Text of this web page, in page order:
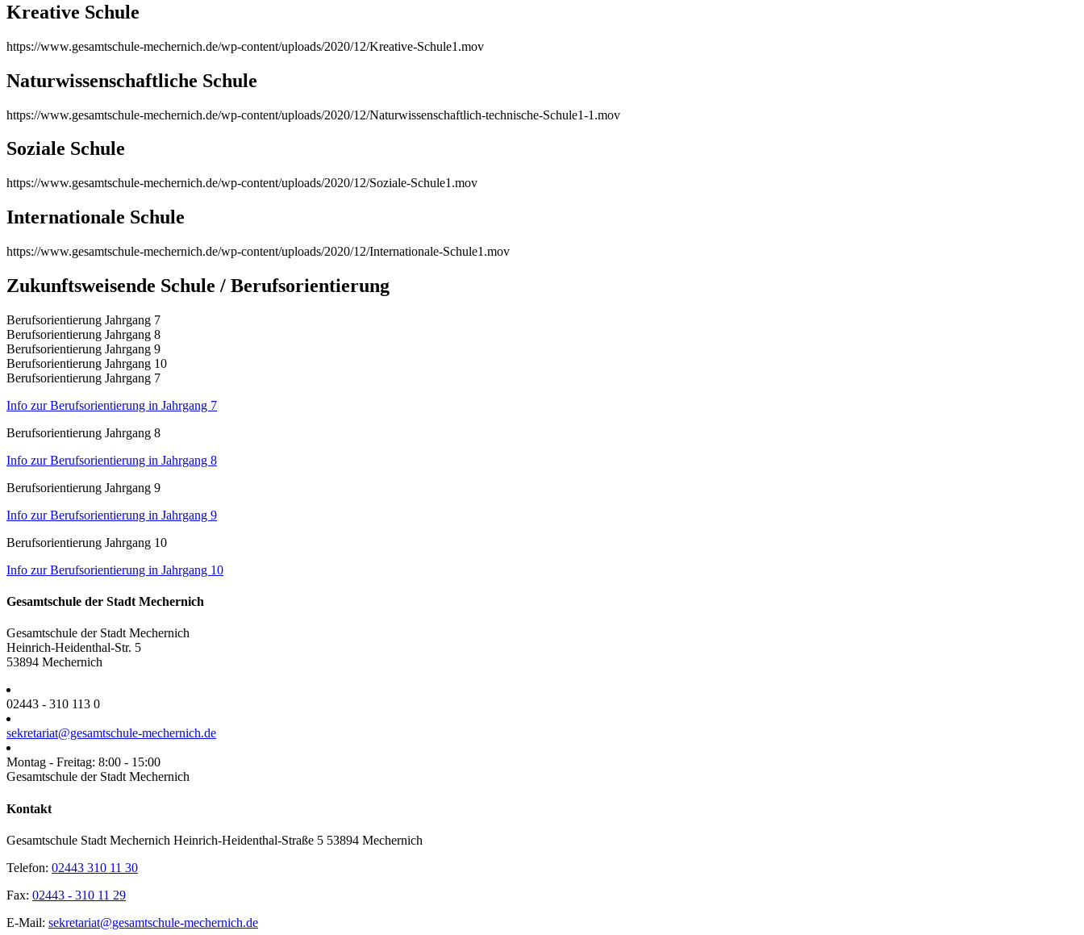
Kreative Schule
https://www.gesamtschule-mechernich.de/wp-content/uploads/2020/12/Kreative-Schule1.mov
Naturwissenschaftliche Schule
https://www.gesamtschule-mechernich.de/wp-content/uploads/2020/12/Naturwissenschaftlich-technische-Schule1-1.mov
Soziale Schule
https://www.gesamtschule-mechernich.de/wp-content/uploads/2020/12/Soziale-Schule1.mov
Internationale Schule
https://www.gesamtschule-mechernich.de/wp-content/uploads/2020/12/Internationale-Schule1.mov
Zukunftsweisende Schule / Berufsorientierung
Berufsorientierung Jahrgang 7
Berufsorientierung Jahrgang 8
Berufsorientierung Jahrgang 9
Berufsorientierung Jahrgang 10
Berufsorientierung Jahrgang 7
Info zur Berufsorientierung in Jahrgang 7
Berufsorientierung Jahrgang 8
Info zur Berufsorientierung in Jahrgang 8
Berufsorientierung Jahrgang 9
Info zur Berufsorientierung in Jahrgang 9
Berufsorientierung Jahrgang 10
Info zur Berufsorientierung in Jahrgang 10
Gesamtschule der Stadt Mechernich
Gesamtschule der Stadt Mechernich
Heinrich-Heidenthal-Str. 5
53894 Mechernich
02443 - 310 113 0
sekretariat@gesamtschule-mechernich.de
Montag - Freitag: 8:00 - 15:00
Gesamtschule der Stadt Mechernich
Toggle
Bar
Kontakt
Gesamtschule Stadt Mechernich Heinrich-Heidenthal-Straße 5 53894 Mechernich
Telefon: 02443 310 11 30
Fax: 02443 - 310 11 29
E-Mail: sekretariat@gesamtschule-mechernich.de